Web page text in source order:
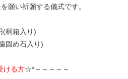
願い祈願する儀式です。
桐箱入り)
固め石入り)
ける方☆*～～～～～